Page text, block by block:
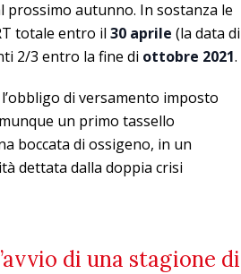
autunno. In sostanza le
totale entro il 30 aprile (la data di
2/3 entro la fine di ottobre 2021.
di versamento imposto
un primo tassello
boccata di ossigeno, in un
dettata dalla doppia crisi
di una stagione di